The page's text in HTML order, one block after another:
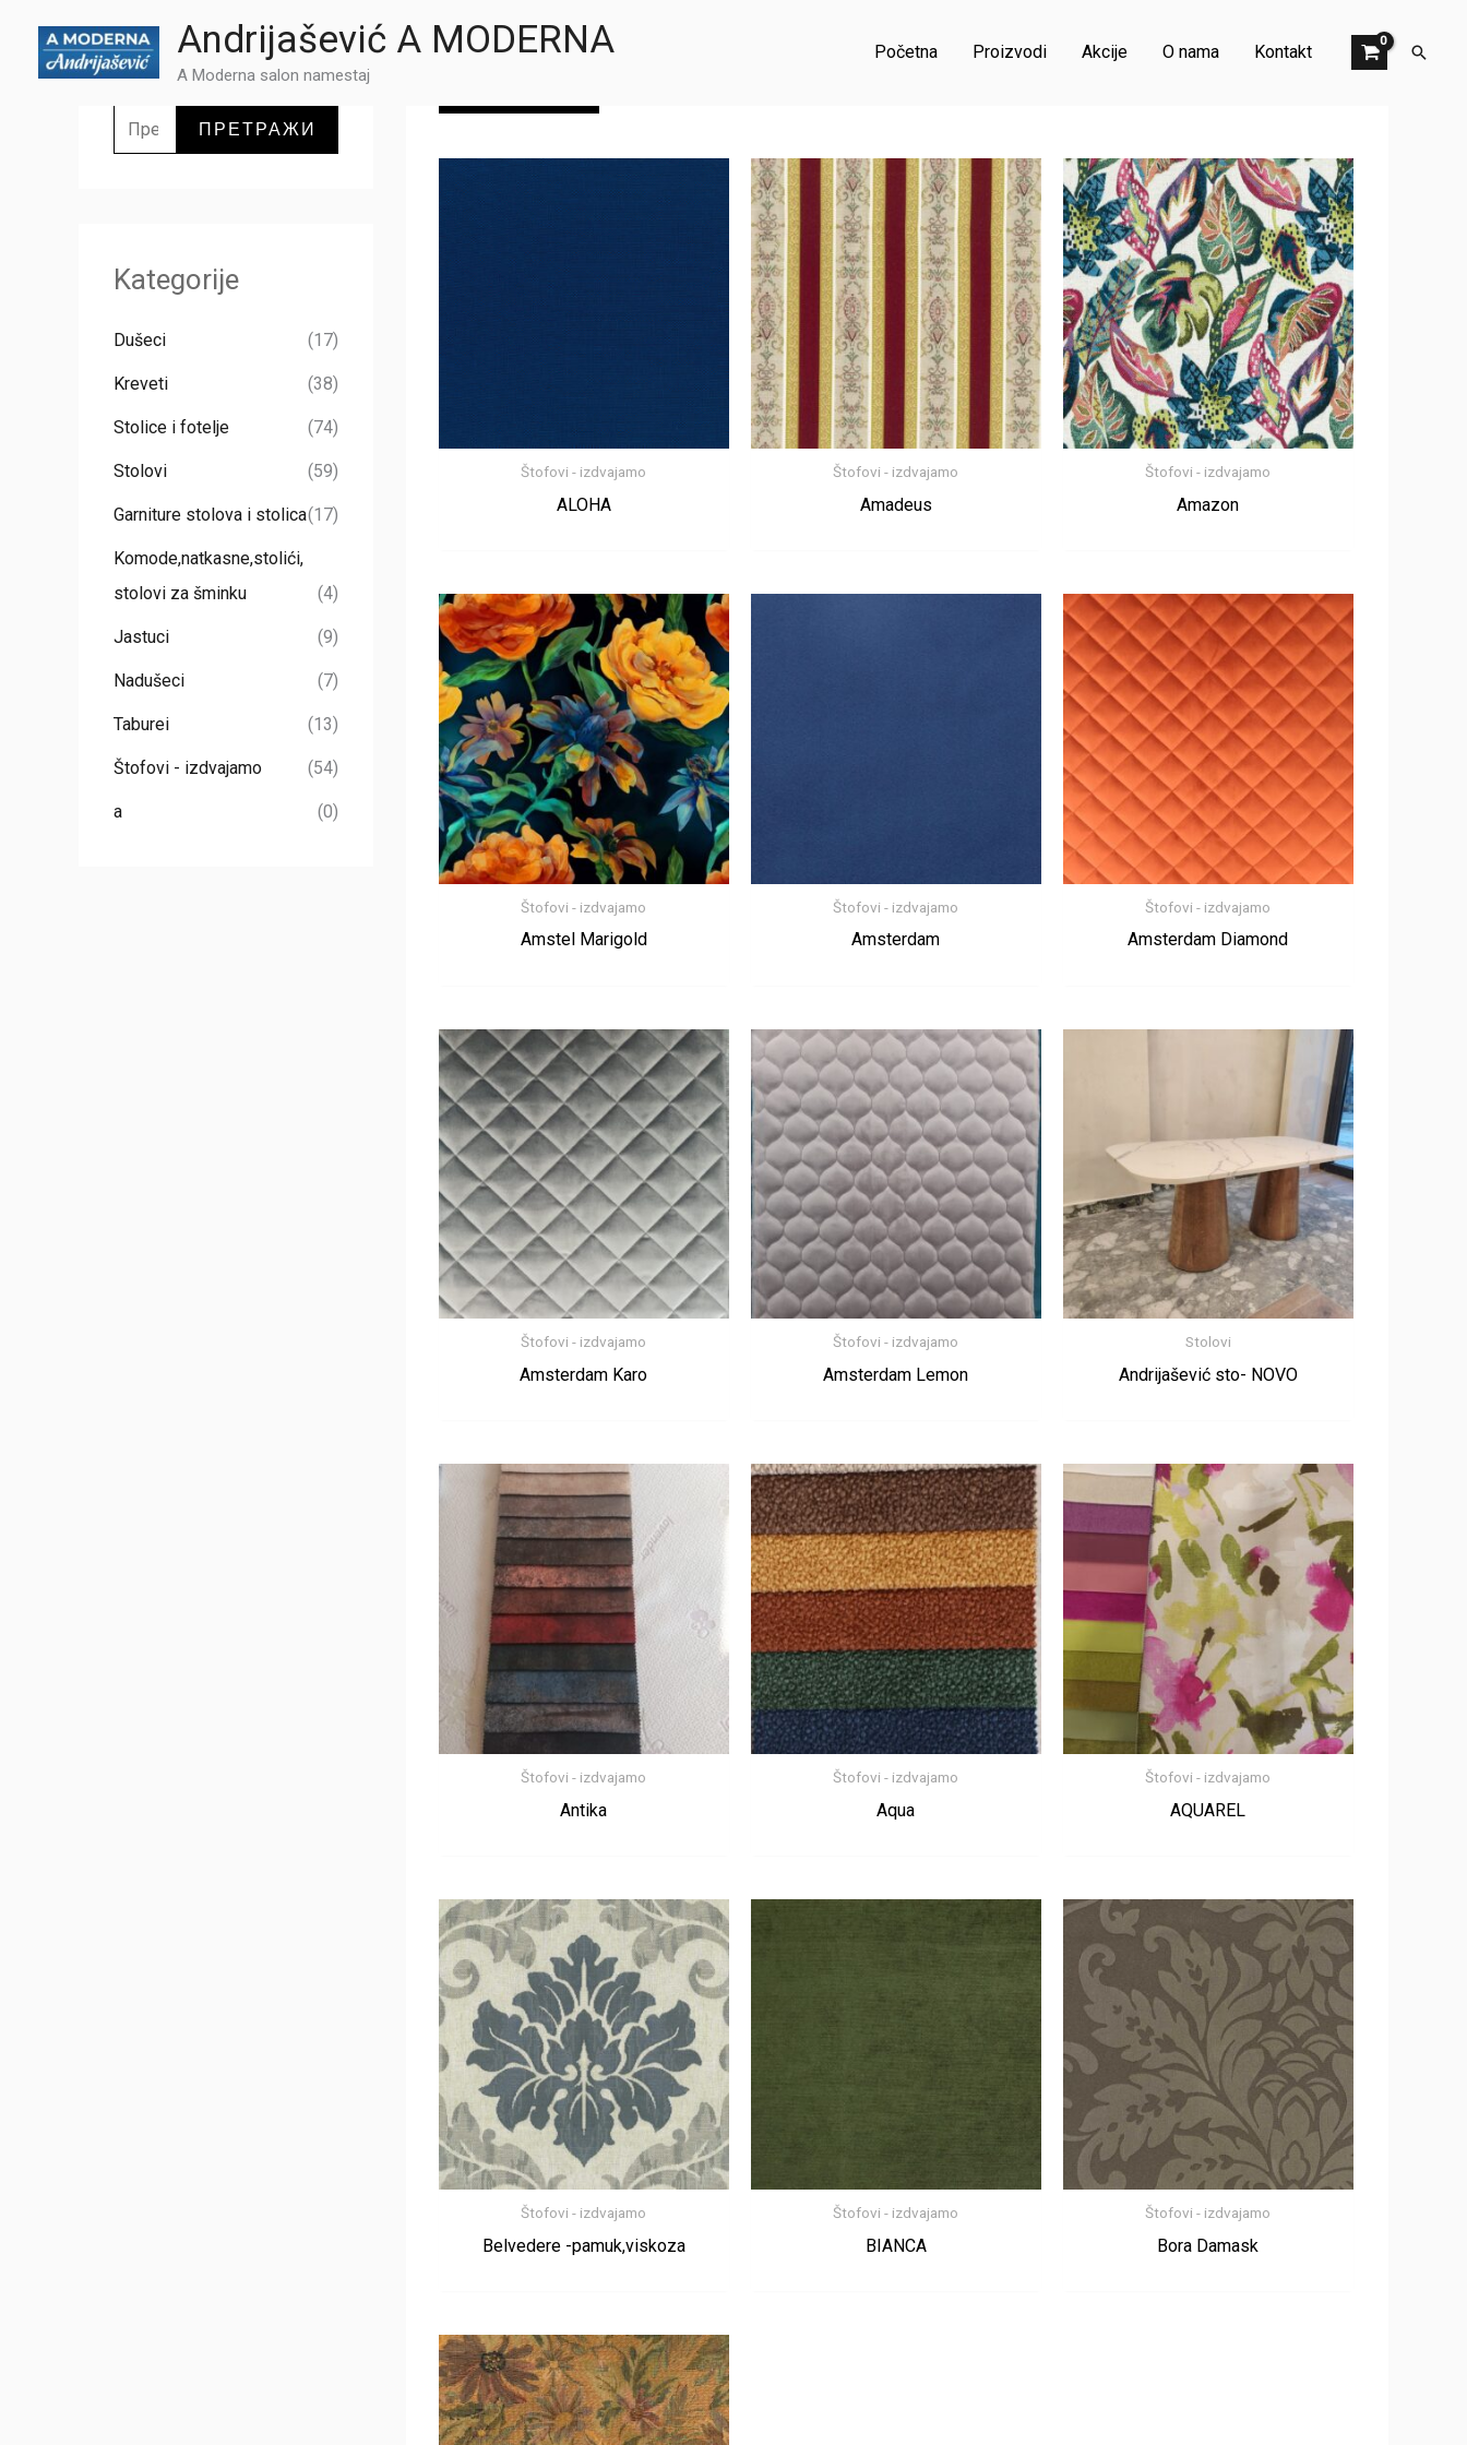
садржај
Andrijašević A MODERNA
A Moderna salon namestaj
Početna Proizvodi Akcije O nama Kontakt
П
е
г
а
:
ПРЕТРАЖИ
Kategorije
Dušeci (17)
Kreveti (38)
Stolice i fotelje (74)
Stolovi (59)
Garniture stolova i stolica(17)
Komode,natkasne,stolići,
stolovi za šminku
(4)
Jastuci (9)
Nadušeci (7)
Taburei (13)
Štofovi - izdvajamo (54)
a (0)
Štofovi - izdvajamo
ALOHA
Štofovi - izdvajamo
Amadeus
Štofovi - izdvajamo
Amazon
Štofovi - izdvajamo
Amstel Marigold
Štofovi - izdvajamo
Amsterdam
Štofovi - izdvajamo
Amsterdam Diamond
Štofovi - izdvajamo
Amsterdam Karo
Štofovi - izdvajamo
Amsterdam Lemon
Stolovi
Andrijašević sto- NOVO
Štofovi - izdvajamo
Antika
Štofovi - izdvajamo
Aqua
Štofovi - izdvajamo
AQUAREL
Štofovi - izdvajamo
Belvedere -pamuk,viskoza
Štofovi - izdvajamo
BIANCA
Štofovi - izdvajamo
Bora Damask